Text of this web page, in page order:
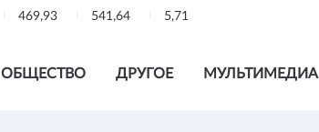
469,93 541,64 5,71
ОБЩЕСТВО ДРУГОЕ МУЛЬТИМЕДИА